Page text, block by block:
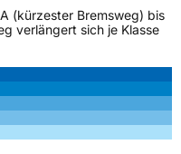
SymbolJa
(kürzester Bremsweg) bis
verlängert sich je Klasse